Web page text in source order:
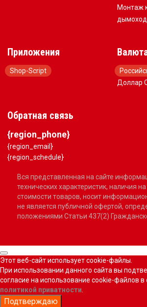
Монтаж
Приложения
Shop-Script
Доллар
Обратная связь
{region_phone}
{region_email}
{region_schedule}
Вся представленная на сайте
технических характеристик, наличия
стоимости товаров, носит
не является публичной офертой,
положениями Статьи 437(2)
Этот веб-сайт использует cookie-файлы.
При использовании данного сайта вы
согласие на использование cookie-файлов в
политикой приватности
Подтверждаю